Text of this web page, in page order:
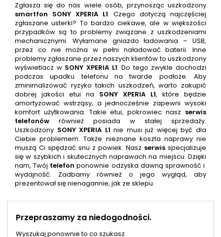
Zgłasza się do nas wiele osób, przynosząc uszkodzony
smartfon SONY XPERIA L1. Czego dotyczą najczęściej
zgłaszane usterki? To bardzo ciekawe, ale w większości
przypadków są to problemy związane z uszkodzeniami
mechanicznymi. Wyłamane gniazdo ładowania – USB,
przez co nie można w pełni naładować baterii. Inne
problemy zgłaszane przez naszych klientów to uszkodzony
wyświetlacz w SONY XPERIA L1. Do tego zwykle dochodzi
podczas upadku telefonu na twarde podłoże. Aby
zminimalizować ryzyko takich uszkodzeń, warto zakupić
dobrej jakości etui na SONY XPERIA L1, które będzie
amortyzować wstrząsy, a jednocześnie zapewni wysoki
komfort użytkowania. Takie etui, pokrowiec nasz serwis
telefonów również posiada w stałej sprzedaży.
Uszkodzony SONY XPERIA L1 nie musi już więcej być dla
Ciebie problemem. Także nieznane koszta naprawy nie
muszą Ci spędzać snu z powiek. Nasz serwis specjalizuje
się w szybkich i skutecznych naprawach na miejscu. Dzięki
nam, Twój telefon ponownie odzyska dawną sprawność i
wydajność. Zadbamy również o jego wygląd, aby
prezentował się nienagannie, jak ze sklepu.
Przepraszamy za niedogodności.
Wyszukaj ponownie to co szukasz